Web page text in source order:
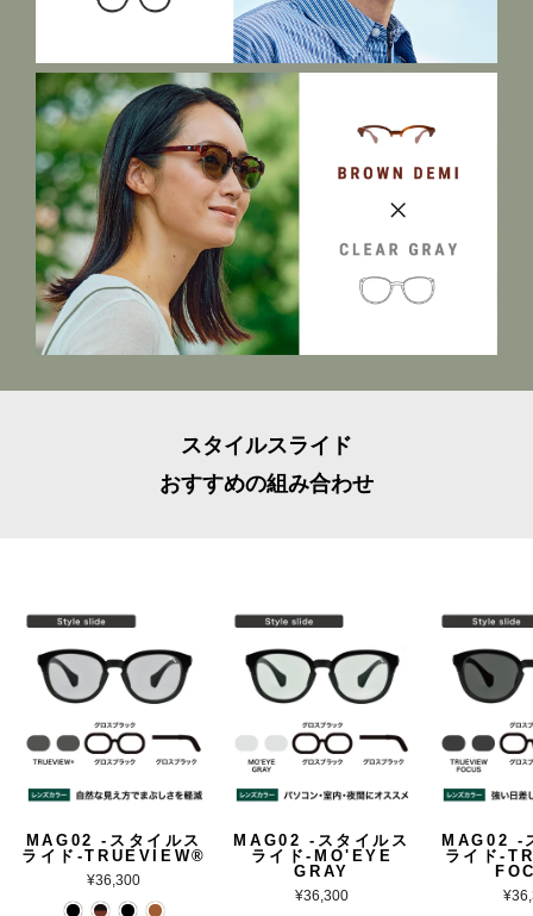
スタイルスライド
おすすめの組み合わせ
MAG02 -スタイルス
ライド-TRUEVIEW®
¥36,300
MAG02 -スタイルス
ライド-MO'EYE
GRAY
¥36,300
MAG02 -
ライド-